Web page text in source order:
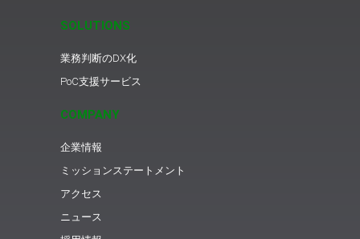
SOLUTIONS
業務判断のDX化
PoC支援サービス
COMPANY
企業情報
ミッションステートメント
アクセス
ニュース